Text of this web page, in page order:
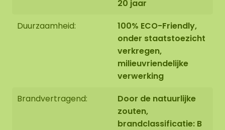
20 jaar
Duurzaamheid:
100% ECO-Friendly,
onder staatstoezicht
verkregen,
milieuvriendelijke
verwerking
Brandvertragend:
Door de natuurlijke
zouten,
brandclassificatie: B